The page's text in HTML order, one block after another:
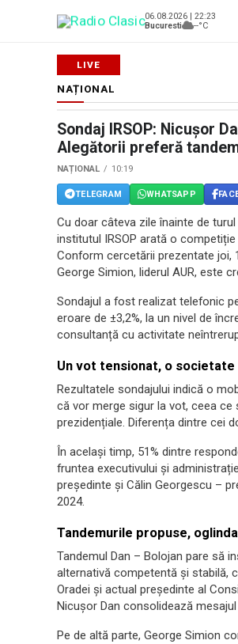
06.08.2026 | 22:23
Bucuresti
--°C
NAȚIONAL
Sondaj IRSOP: Nicușor
Alegătorii preferă
NAȚIONAL 10:19
TELEGRAM WHATSAPP
Cu doar câteva zile înainte de
institutul IRSOP arată o
Conform cercetării prezentate joi,
George Simion, liderul AUR, este
Sondajul a fost realizat telefonic
eroare de ±3,2%, la un nivel de
consultanță cu activitate
Un vot tensionat, o
Rezultatele sondajului indică o
că vor merge sigur la vot, ceea
prezidențiale. Diferența dintre cei
În același timp, 51% dintre
fruntea executivului și
președinte și Călin Georgescu –
2024.
Tandemurile propuse,
Tandemul Dan – Bolojan pare să
alternativă competentă și stabilă,
Oradei și actual președinte al
Nicușor Dan consolidează
Pe de altă parte, George Simion